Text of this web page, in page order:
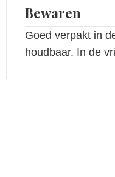
Bewaren
Goed verpakt in
houdbaar. In de